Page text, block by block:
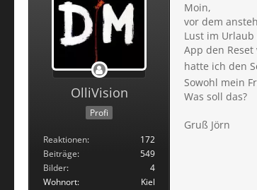
OlliVision
Profi
Reaktionen
172
Beiträge
549
Bilder
4
Wohnort
Kiel
Moin,
vor dem
Lust im
App den
hatte ich den
Sowohl mein
Was soll das?
Gruß Jörn